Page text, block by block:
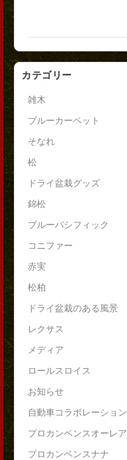
カテゴリー
雑木
ブルーカーペット
そなれ
松
ドライ盆栽グッズ
錦松
ブルーパシフィック
コニファー
赤実
松柏
ドライ盆栽のある風景
レクサス
メディア
ロールスロイス
お知らせ
自動車コラボレーション
プロカンベンスオーレア
プロカンベンスナナ